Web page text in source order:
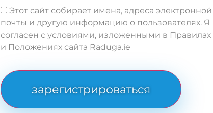
Этот сайт собирает имена, адреса электронной
почты и другую информацию о пользователях. Я
согласен с условиями, изложенными в Правилах
и Положениях сайта Raduga.ie
No val